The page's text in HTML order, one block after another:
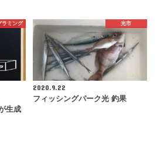
ラミング
生成
光市
2020.9.22
フィッシングパーク光 釣果